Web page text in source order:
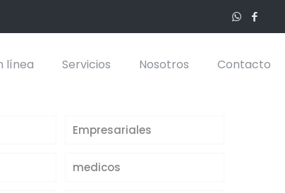
línea Servicios Nosotros Contacto
Empresariales
medicos